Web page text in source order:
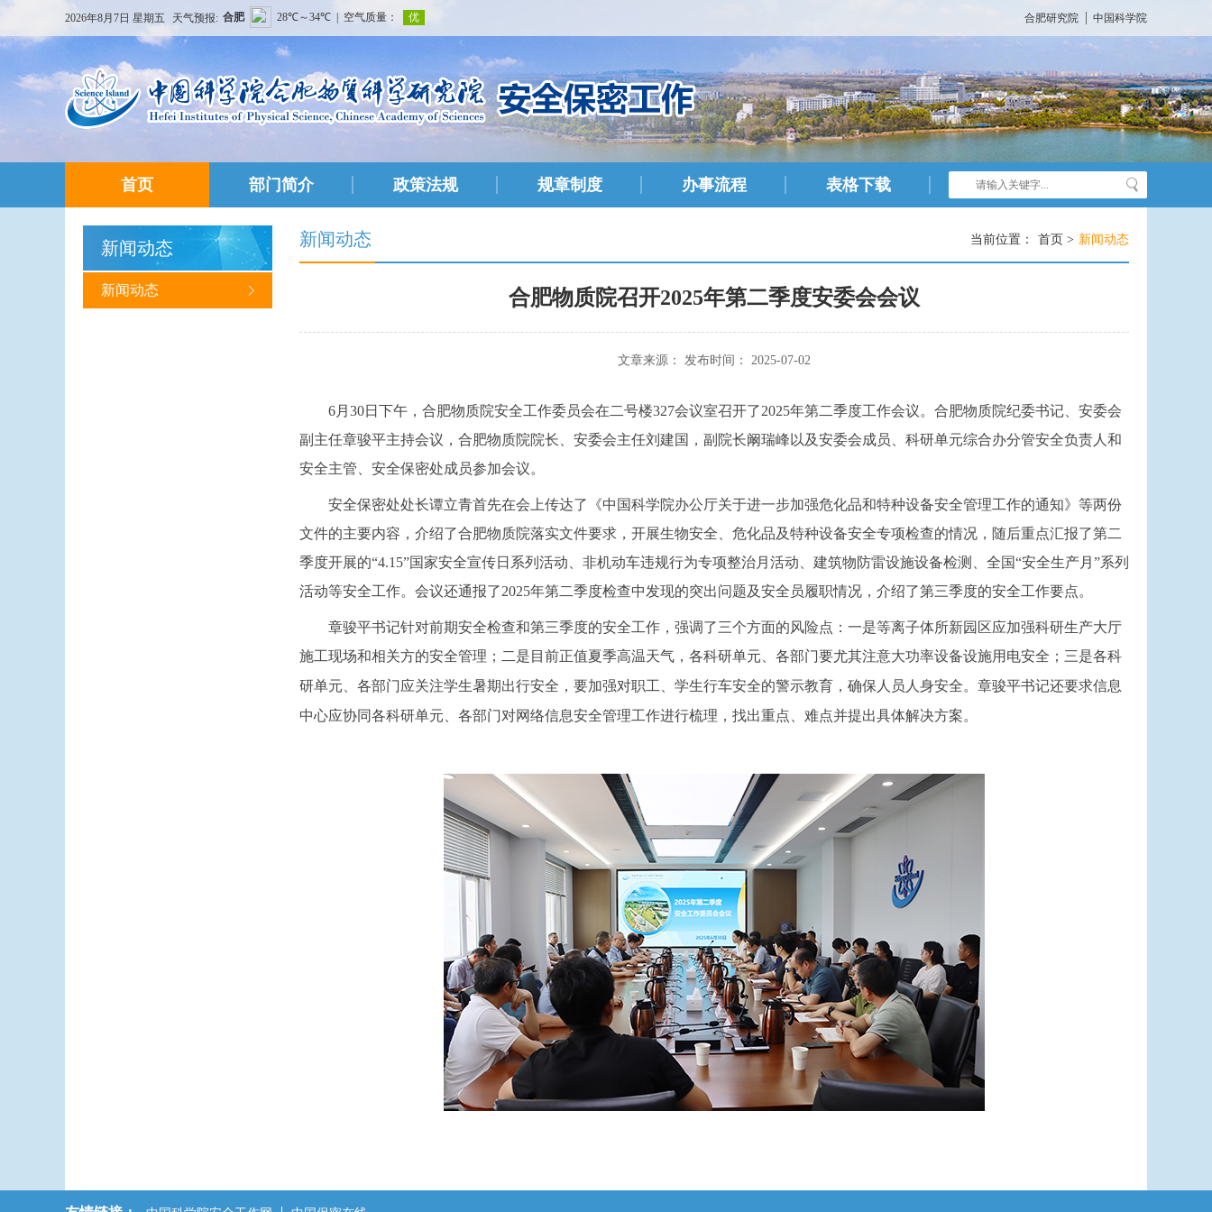
2026年8月7日 星期五 天气预报: 合肥研究院 中国科学院
首页 部门简介 政策法规 规章制度 办事流程 表格下载
新闻动态
新闻动态
新闻动态 当前位置： 首页 > 新闻动态
合肥物质院召开2025年第二季度安委会会议
文章来源： 发布时间： 2025-07-02
6月 30日下午，合肥物质院安全工作委员会在二号楼327会议室召开了2025年第二季度工作会议。合肥物质院纪委书记、安委会
副主任章骏平主持会议，合肥物质院院长、安委会主任刘建国，副院长阚瑞峰以及安委会成员、科研单元综合办分管安全负责人和
安全主管、安全保密处成员参加会议。
安全保密处处长谭立青首先在会上传达了《中国科学院办公厅关于进一步加强危化品和特种设备安全管理工作的通知》等两份
文件的主要内容，介绍了合肥物质院落实文件要求，开展生物安全、危化品及特种设备安全专项检查的情况，随后重点汇报了第二
季度开展的“4.15”国家安全宣传日系列活动、非机动车违规行为专项整治月活动、建筑物防雷设施设备检测、全国“安全生产月”系列
活动等安全工作。会议还通报了2025年第二季度检查中发现的突出问题及安全员履职情况，介绍了第三季度的安全工作要点。
章骏平书记针对前期安全检查和第三季度的安全工作，强调了三个方面的风险点：一是等离子体所新园区应加强科研生产大厅
施工现场和相关方的安全管理；二是目前正值夏季高温天气，各科研单元、各部门要尤其注意大功率设备设施用电安全；三是各科
研单元、各部门应关注学生暑期出行安全，要加强对职工、学生行车安全的警示教育，确保人员人身安全。章骏平书记还要求信息
中心应协同各科研单元、各部门对网络信息安全管理工作进行梳理，找出重点、难点并提出具体解决方案。